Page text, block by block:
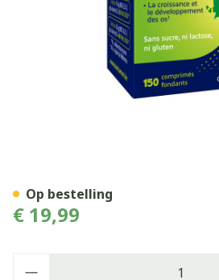
€ 19,99
Op bestelling